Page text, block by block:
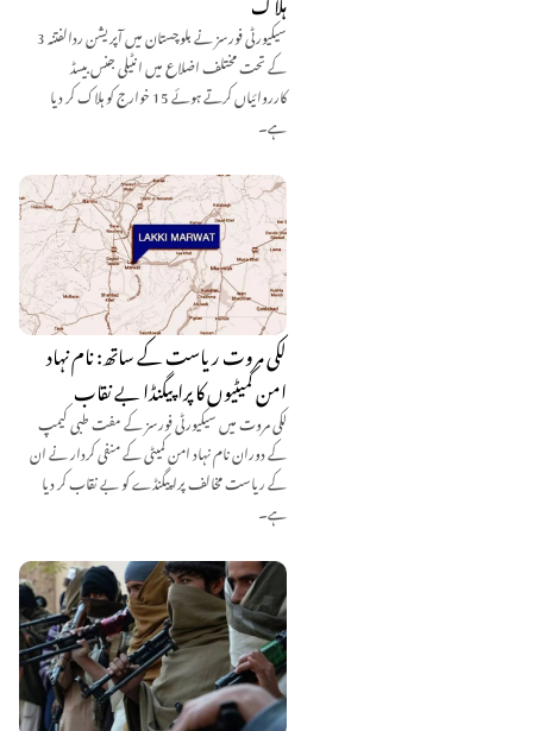
سیکیورٹی فورسز نے بلوچستان میں آپریشن ردالفتنہ 3
کے تحت مختلف اضلاع میں انٹیلی جنس بیسڈ
کارروائیاں کرتے ہوئے 15 خوارج کو ہلاک کر دیا
ہے۔
لکی مروت ریاست کے ساتھ: نام نہاد
امن کمیٹیوں کا پراپیگنڈا بے نقاب
لکی مروت میں سیکیورٹی فورسز کے مفت طبی کیمپ
کے دوران نام نہاد امن کمیٹی کے منفی کردار نے ان
کے ریاست مخالف پراپیگنڈے کو بے نقاب کر دیا
ہے۔